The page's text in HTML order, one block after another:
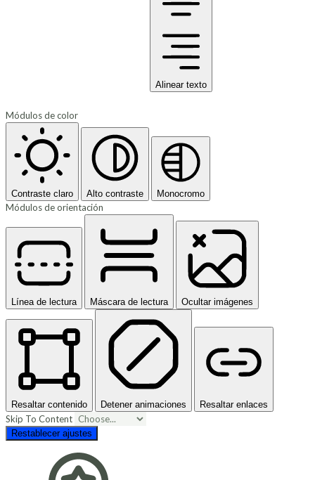
Alinear texto
Módulos de color
Contraste claro Alto contraste Monocromo
Módulos de orientación
Línea de lectura Máscara de lectura Ocultar imágenes
Resaltar contenido Detener animaciones Resaltar enlaces
Skip To Content
Restablecer ajustes